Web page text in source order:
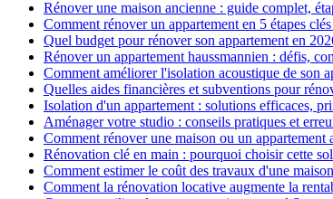
Rénover une maison ancienne : guide complet,
Comment rénover un appartement en 5 étapes
Quel budget pour rénover son appartement en
Rénover un appartement haussmannien : défis,
Comment améliorer l'isolation acoustique de son
Quelles aides financières et subventions pour
Isolation d'un appartement : solutions efficaces,
Aménager votre studio : conseils pratiques et
Comment rénover une maison ou un appartement
Rénovation clé en main : pourquoi choisir cette
Comment estimer le coût des travaux d'une
Comment la rénovation locative augmente la